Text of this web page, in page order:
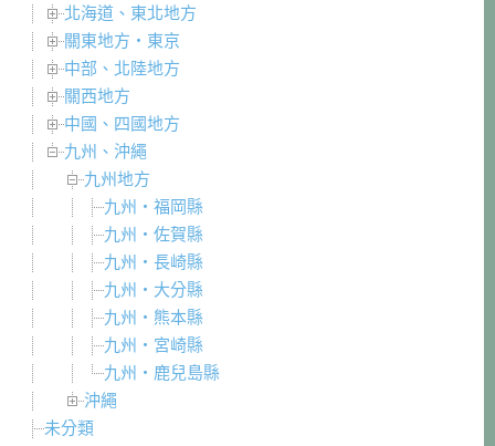
北海道、東北地方
關東地方・東京
中部、北陸地方
關西地方
中國、四國地方
九州、沖繩
九州地方
九州・福岡縣
九州・佐賀縣
九州・長崎縣
九州・大分縣
九州・熊本縣
九州・宮崎縣
九州・鹿兒島縣
沖繩
未分類